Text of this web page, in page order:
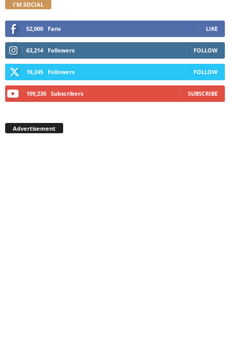
I'M SOCIAL
52,000 Fans LIKE
63,214 Followers FOLLOW
10,245 Followers FOLLOW
109,230 Subscribers SUBSCRIBE
Advertisement